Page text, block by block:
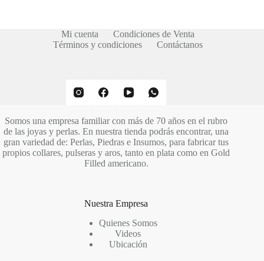
Mi cuenta
Condiciones de Venta
Términos y condiciones
Contáctanos
Somos una empresa familiar con más de 70 años en el rubro
de las joyas y perlas. En nuestra tienda podrás encontrar, una
gran variedad de: Perlas, Piedras e Insumos, para fabricar tus
propios collares, pulseras y aros, tanto en plata como en Gold
Filled americano.
Nuestra Empresa
Quienes Somos
Videos
Ubicación